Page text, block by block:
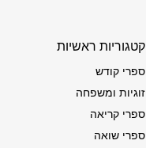
קטגוריות ראשיות
ספרי קודש
זוגיות ומשפחה
ספרי קריאה
ספרי שואה